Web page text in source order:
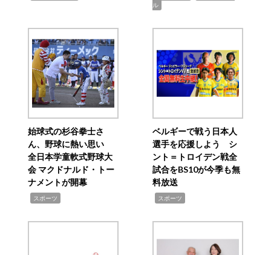
ル
始球式の杉谷拳士さ
ん、野球に熱い思い
全日本学童軟式野球大
会 マクドナルド・トー
ナメントが開幕
スポーツ
ベルギーで戦う日本人
選手を応援しよう シ
ント＝トロイデン戦全
試合をBS10が今季も無
料放送
スポーツ